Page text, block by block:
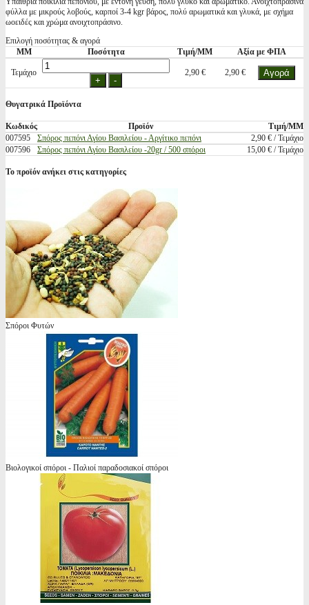
φύλλα με μικρούς λοβούς, καρποί 3-4 kgr βάρος, πολύ αρωματικά και γλυκά, με σχήμα
ωοειδές και χρώμα ανοιχτοπράσινο.
Επιλογή ποσότητας & αγορά
ΜΜ
Ποσότητα Τιμή/ΜΜ Αξία με ΦΠΑ
Τεμάχιο 2,90 € 2,90 €
Θυγατρικά Προϊόντα
Κωδικός Προϊόν
Τιμή/ΜΜ
007595
Σπόρος πεπόνι Αγίου Βασιλείου - Αργίτικο πεπόνι
2,90 € / Τεμάχιο
007596
Σπόρος πεπόνι Αγίου Βασιλείου -20gr / 500 σπόροι 15,00 € / Τεμάχιο
Το προϊόν ανήκει στις κατηγορίες
Σπόροι Φυτών
Βιολογικοί σπόροι - Παλιοί παραδοσιακοί σπόροι